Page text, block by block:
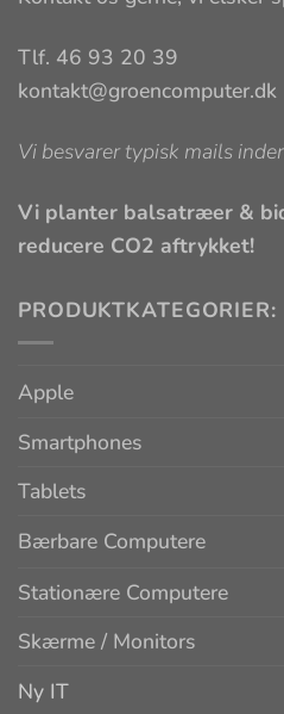
Tlf. 46 93 20 39
kontakt@groencomputer.dk
Vi besvarer typisk mails
Vi planter balsatræer &
reducere CO2 aftrykket!
PRODUKTKATEGORIER:
Apple
Smartphones
Tablets
Bærbare Computere
Stationære Computere
Skærme / Monitors
Ny IT